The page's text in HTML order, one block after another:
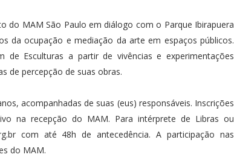
do MAM São Paulo em diálogo com o Parque Ibirapuera
da ocupação e mediação da arte em espaços públicos.
Esculturas a partir de vivências e experimentações
de percepção de suas obras.
acompanhadas de suas (eus) responsáveis. Inscrições
na recepção do MAM. Para intérprete de Libras ou
com até 48h de antecedência. A participação nas
do MAM.